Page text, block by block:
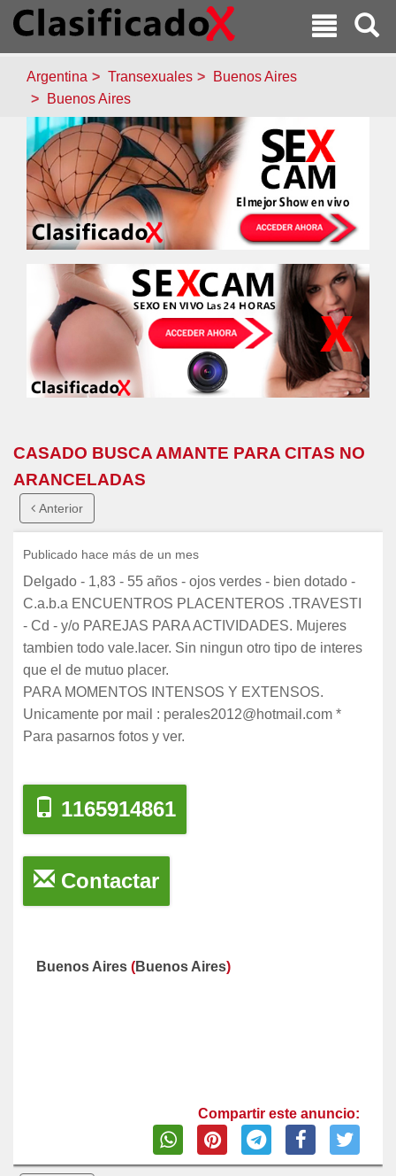
Argentina Transexuales
Buenos Aires
Buenos Aires
CASADO BUSCA AMANTE PARA CITAS NO
ARANCELADAS
Anterior
Publicado hace más de un mes
Delgado - 1,83 - 55 años - ojos verdes - bien dotado -
C.a.b.a ENCUENTROS PLACENTEROS .TRAVESTI
- Cd - y/o PAREJAS PARA ACTIVIDADES. Mujeres
tambien todo vale.lacer. Sin ningun otro tipo de interes
que el de mutuo placer.
PARA MOMENTOS INTENSOS Y EXTENSOS.
Unicamente por mail : perales2012@hotmail.com *
Para pasarnos fotos y ver.
1165914861
Contactar
Buenos Aires (Buenos Aires)
Compartir este anuncio: